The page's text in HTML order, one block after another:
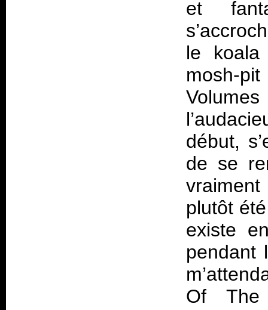
et
le koala
mosh-
début,
de se
plutôt
existe
pendant
Of The